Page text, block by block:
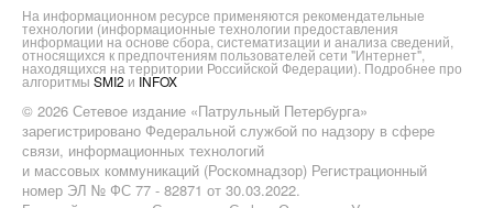
На информационном ресурсе применяются рекомендательные
технологии (информационные технологии предоставления
информации на основе сбора, систематизации и анализа сведений,
относящихся к предпочтениям пользователей сети "Интернет",
находящихся на территории Российской Федерации). Подробнее про
алгоритмы SMI2 и INFOX
© 2026 Сетевое издание «Патрульный Петербурга»
зарегистрировано Федеральной службой по надзору в сфере
связи, информационных технологий
и массовых коммуникаций (Роскомнадзор) Регистрационный
номер ЭЛ № ФС 77 - 82871 от 30.03.2022.